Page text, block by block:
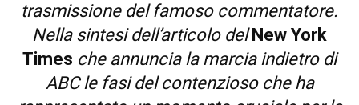
trasmissione del famoso commentatore.
Nella sintesi dell’articolo del New York
Times che annuncia la marcia indietro di
ABC le fasi del contenzioso che ha